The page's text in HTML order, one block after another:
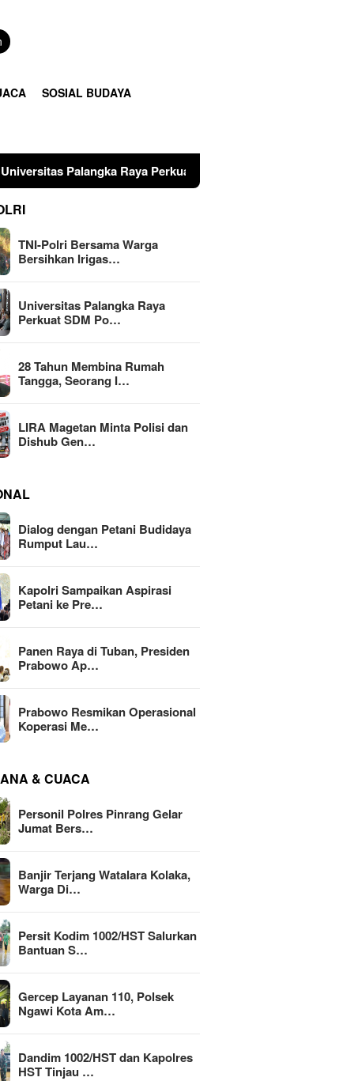
SOSIAL BUDAYA
Raya Perkuat SDM Polri Lewat Pusat Studi Kepolisian
TNI-Polri Bersama Warga
Bersihkan Irigas…
Universitas Palangka Raya
Perkuat SDM Po…
28 Tahun Membina Rumah
Tangga, Seorang I…
LIRA Magetan Minta Polisi dan
Dishub Gen…
Dialog dengan Petani Budidaya
Rumput Lau…
Kapolri Sampaikan Aspirasi
Petani ke Pre…
Panen Raya di Tuban, Presiden
Prabowo Ap…
Prabowo Resmikan Operasional
Koperasi Me…
& CUACA
Personil Polres Pinrang Gelar
Jumat Bers…
Banjir Terjang Watalara Kolaka,
Warga Di…
Persit Kodim 1002/HST Salurkan
Bantuan S…
Gercep Layanan 110, Polsek
Ngawi Kota Am…
Dandim 1002/HST dan Kapolres
HST Tinjau …